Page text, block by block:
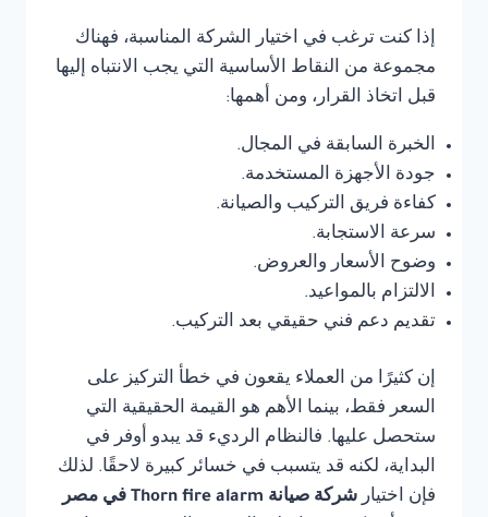
إذا كنت ترغب في اختيار الشركة المناسبة، فهناك
مجموعة من النقاط الأساسية التي يجب الانتباه إليها
قبل اتخاذ القرار، ومن أهمها:
الخبرة السابقة في المجال.
جودة الأجهزة المستخدمة.
كفاءة فريق التركيب والصيانة.
سرعة الاستجابة.
وضوح الأسعار والعروض.
الالتزام بالمواعيد.
تقديم دعم فني حقيقي بعد التركيب.
إن كثيرًا من العملاء يقعون في خطأ التركيز على
السعر فقط، بينما الأهم هو القيمة الحقيقية التي
ستحصل عليها. فالنظام الرديء قد يبدو أوفر في
البداية، لكنه قد يتسبب في خسائر كبيرة لاحقًا. لذلك
فإن اختيار شركة صيانة Thorn fire alarm في مصر